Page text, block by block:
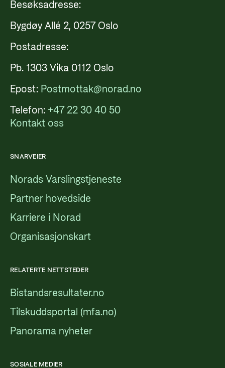
Besøksadresse:
Bygdøy Allé 2, 0257 Oslo
Postadresse:
Pb. 1303 Vika 0112 Oslo
Epost: Postmottak@norad.no
Telefon: +47 22 30 40 50
Kontakt oss
SNARVEIER
Norads Varslingstjeneste
Partner hovedside
Karriere i Norad
Organisasjonskart
RELATERTE NETTSTEDER
Bistandsresultater.no
Tilskuddsportal (mfa.no)
Panorama nyheter
SOSIALE MEDIER